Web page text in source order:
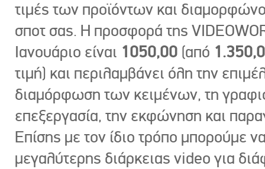
τιμές των προϊόντων και
σποτ σας. Η προσφορά της
Ιανουάριο είναι 1050,00 (από
τιμή) και περιλαμβάνει όλη την
διαμόρφωση των κειμένων, τη
επεξεργασία, την εκφώνηση και
Επίσης με τον ίδιο τρόπο μπορούμε
μεγαλύτερης διάρκειας video για